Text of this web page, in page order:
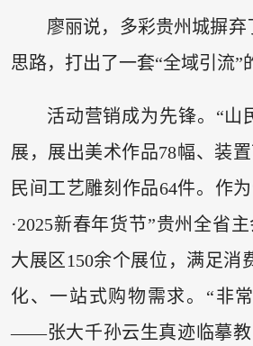
廖丽说，多彩贵州城摒弃
思路，打出了一套“全域引流
活动营销成为先锋。“山
展，展出美术作品78幅、装
民间工艺雕刻作品64件。作
·2025新春年货节”贵州全省
大展区150余个展位，满足消
化、一站式购物需求。“非
——张大千孙云生真迹临摹教